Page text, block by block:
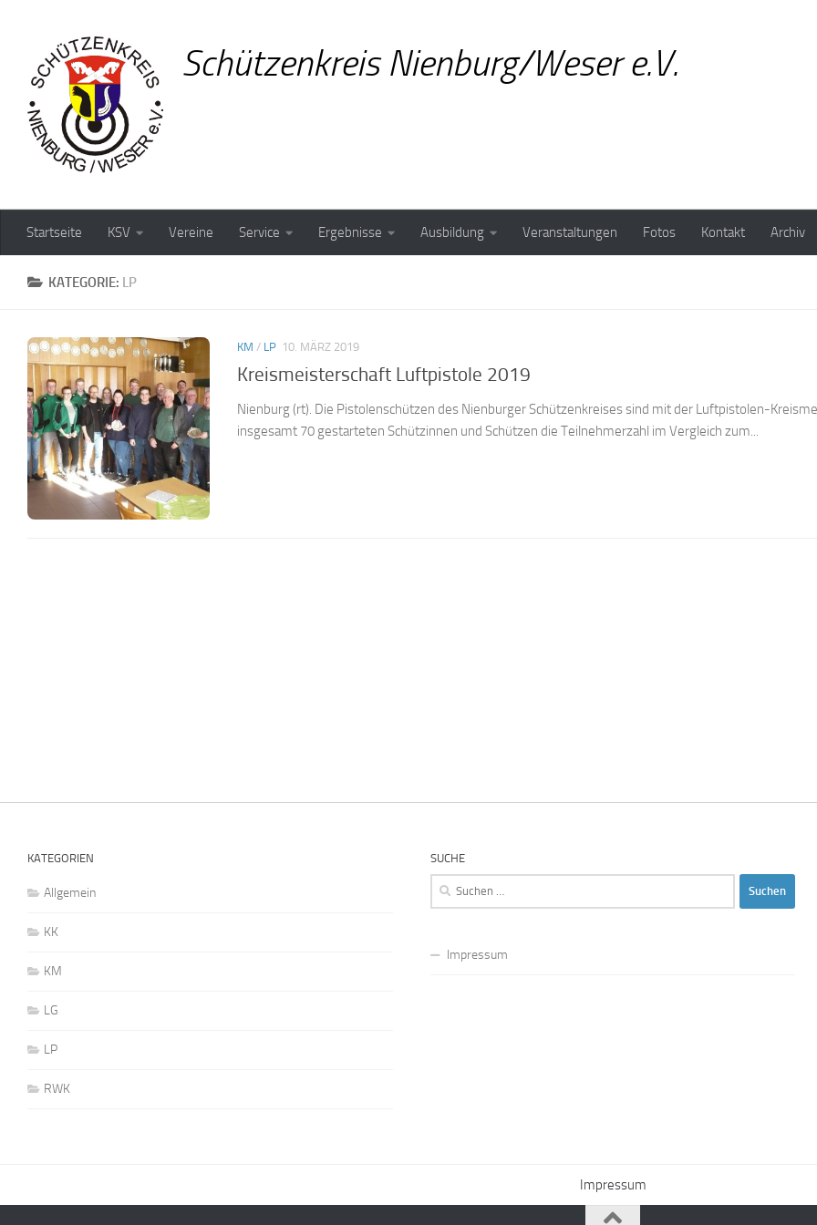
Schützenkreis Nienburg/Weser e.V.
Startseite KSV Vereine Service Ergebnisse Ausbildung Veranstaltungen Fotos Kontakt Archiv
KATEGORIE: LP
KM / LP 10. MÄRZ 2019
Kreismeisterschaft Luftpistole 2019
Nienburg (rt). Die Pistolenschützen des Nienburger Schützenkreises sind mit der Luftpistolen-
insgesamt 70 gestarteten Schützinnen und Schützen die Teilnehmerzahl im Vergleich zum...
KATEGORIEN
Allgemein
KK
KM
LG
LP
RWK
SUCHE
Suchen
Impressum
Impressum